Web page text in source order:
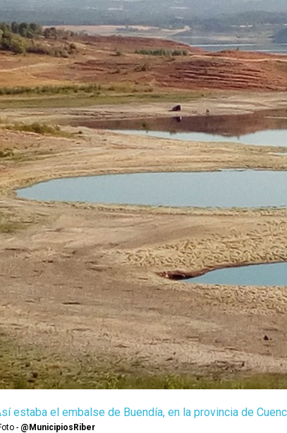
estaba el embalse de Buendía, en la provincia de
- @MunicipiosRiber